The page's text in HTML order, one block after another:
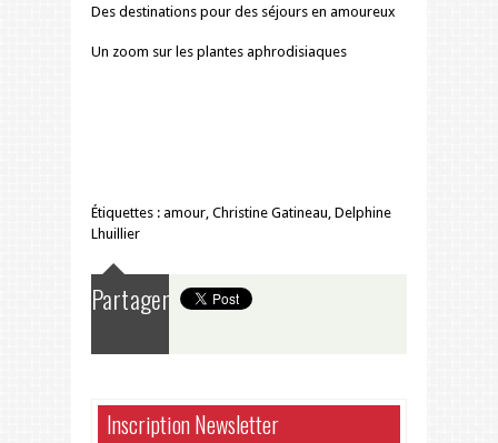
Des destinations pour des séjours en amoureux
Un zoom sur les plantes aphrodisiaques
Étiquettes : amour, Christine Gatineau, Delphine
Lhuillier
Partager
Inscription Newsletter